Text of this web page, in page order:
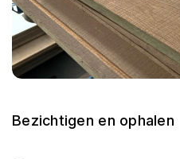
Bezichtigen en ophalen